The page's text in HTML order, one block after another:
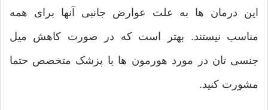
این درمان ها به علت عوارض جانبی آنها برای همه
مناسب نیستند. بهتر است که در صورت کاهش میل
جنسی تان در مورد هورمون ها با پزشک متخصص حتما
مشورت کنید.